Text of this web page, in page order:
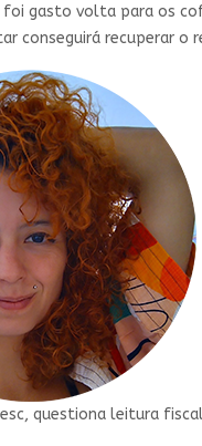
foi gasto volta para os
conseguirá recuperar o
questiona leitura